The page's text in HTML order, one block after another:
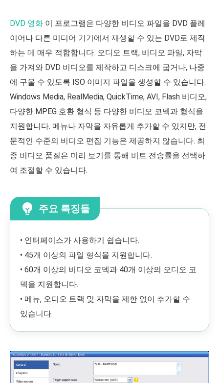
DVD 영화 이 프로그램은 다양한 비디오 파일을 DVD 플레
이어나 다른 미디어 기기에서 재생할 수 있는 DVD로 제작
하는 데 매우 적합합니다. 오디오 트랙, 비디오 파일, 자막
을 가져와 DVD 비디오를 제작하고 디스크에 굽거나, 나중
에 구울 수 있도록 ISO 이미지 파일을 생성할 수 있습니다.
Windows Media, RealMedia, QuickTime, AVI, Flash 비디오,
다양한 MPEG 호환 형식 등 다양한 비디오 코덱과 형식을
지원합니다. 메뉴나 자막을 자유롭게 추가할 수 있지만, 전
문적인 수준의 비디오 편집 기능은 제공하지 않습니다. 최
종 비디오 품질은 미리 보기를 통해 비트 전송률을 선택하
여 조절할 수 있습니다.
주요 특징들
• 인터페이스가 사용하기 쉽습니다.
• 45개 이상의 파일 형식을 지원합니다.
• 60개 이상의 비디오 코덱과 40개 이상의 오디오 코
덱을 지원합니다.
• 메뉴, 오디오 트랙 및 자막을 제한 없이 추가할 수
있습니다.